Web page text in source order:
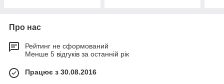
Про нас
Рейтинг не сформований
Менше 5 відгуків за останній рік
Працює з 30.08.2016